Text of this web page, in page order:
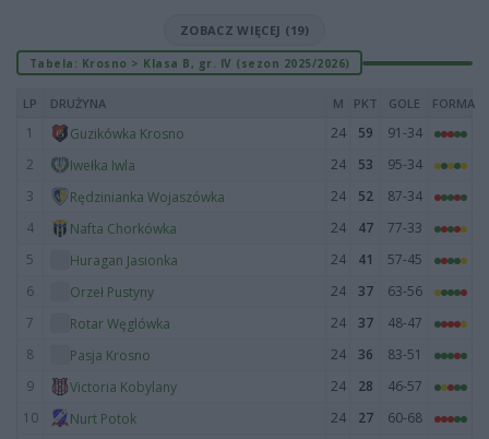
ZOBACZ WIĘCEJ (19)
Tabela: Krosno > Klasa B, gr. IV (sezon 2025/2026)
LP DRUŻYNA M PKT GOLE FORMA
1 Guzikówka Krosno 24 59
91-34
2
Iwełka Iwla 24 53
95-34
3
Rędzinianka Wojaszówka 24 52
87-34
4
Nafta Chorkówka 24 47
77-33
5
Huragan Jasionka 24 41
57-45
6
Orzeł Pustyny 24 37
63-56
7
Rotar Węglówka 24 37
48-47
8
Pasja Krosno 24 36
83-51
9
Victoria Kobylany 24 28
46-57
10
Nurt Potok 24 27
60-68